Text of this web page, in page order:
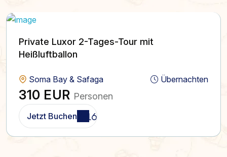
Private Luxor 2-Tages-Tour mit
Heißluftballon
Soma Bay & Safaga Übernachten
310 EUR Personen
Jetzt Buchen